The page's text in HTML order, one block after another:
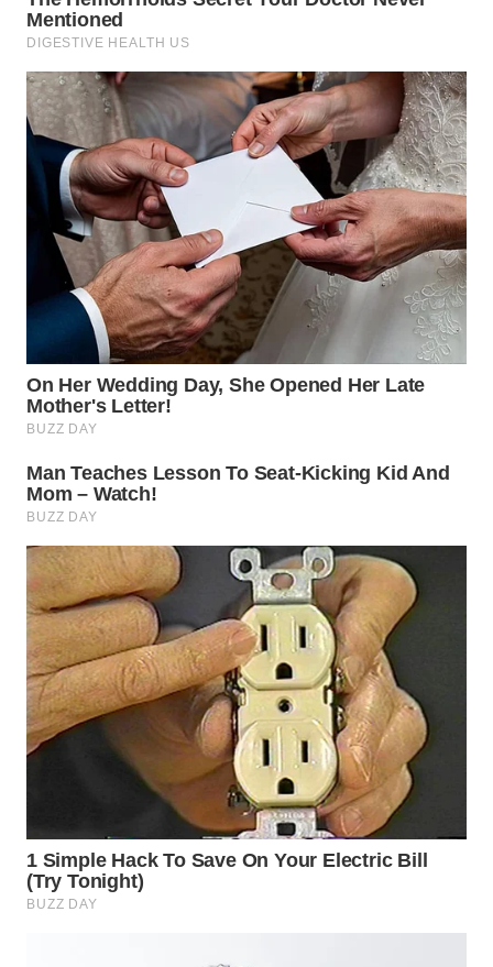
WN
CIREBON
WN
INDRAMAYU
WN
KUNINGAN
WN
MAJALENGKA
WN
SUBANG
SUKABUMI
WN
PURWAKARTA
WN
PRIANGAN
TIMUR
WN
SEMARANG
WN
BOROBUDUR